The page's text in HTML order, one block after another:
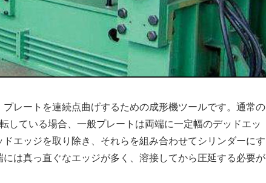
レートを連続点曲げするための成形機ツールです。通常の
している場合、一般プレートは両端に一定幅のデッドエッ
エッジを取り除き、それらを組み合わせてシリンダーにす
は真っ直ぐなエッジが多く、溶接してから圧延する必要が